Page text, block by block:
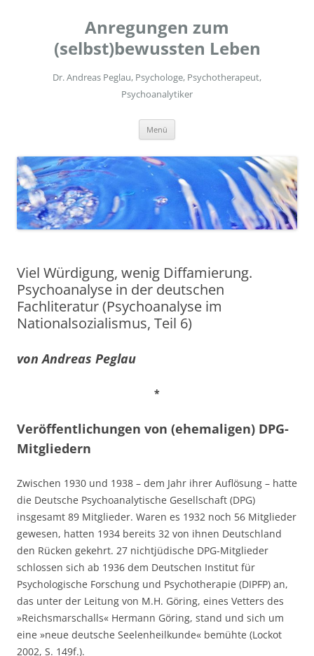
Anregungen zum
(selbst)bewussten Leben
Dr. Andreas Peglau, Psychologe, Psychotherapeut,
Psychoanalytiker
Menü
Viel Würdigung, wenig Diffamierung.
Psychoanalyse in der deutschen
Fachliteratur (Psychoanalyse im
Nationalsozialismus, Teil 6)
von Andreas Peglau
*
Veröffentlichungen von (ehemaligen) DPG-
Mitgliedern
Zwischen 1930 und 1938 – dem Jahr ihrer Auflösung – hatte
die Deutsche Psychoanalytische Gesellschaft (DPG)
insgesamt 89 Mitglieder. Waren es 1932 noch 56 Mitglieder
gewesen, hatten 1934 bereits 32 von ihnen Deutschland
den Rücken gekehrt. 27 nichtjüdische DPG-Mitglieder
schlossen sich ab 1936 dem Deutschen Institut für
Psychologische Forschung und Psychotherapie (DIPFP) an,
das unter der Leitung von M.H. Göring, eines Vetters des
»Reichsmarschalls« Hermann Göring, stand und sich um
eine »neue deutsche Seelenheilkunde« bemühte (Lockot
2002, S. 149f.).